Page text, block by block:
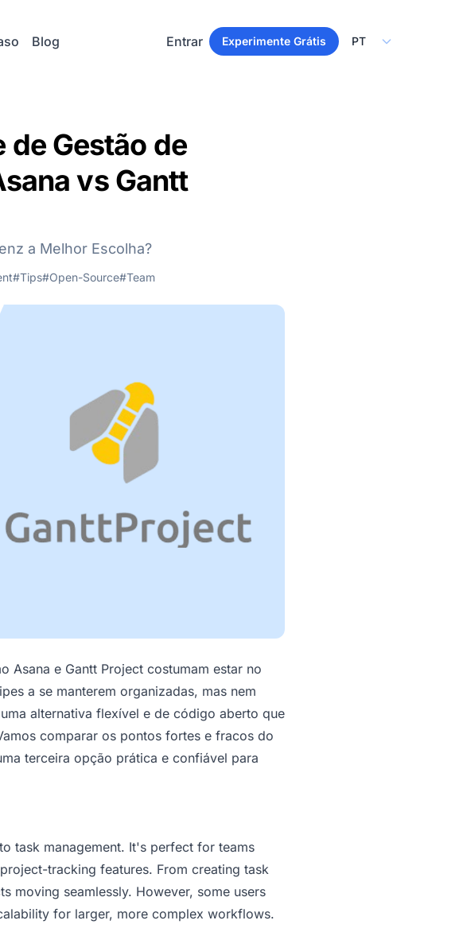
Blog Entrar Experimente Grátis Select Language
de Gestão de
vs Gantt
a Melhor Escolha?
#Tips#Open-Source#Team
Asana e Gantt Project costumam estar no
a se manterem organizadas, mas nem
alternativa flexível e de código aberto que
comparar os pontos fortes e fracos do
terceira opção prática e confiável para
task management. It's perfect for teams
tracking features. From creating task
moving seamlessly. However, some users
for larger, more complex workflows.